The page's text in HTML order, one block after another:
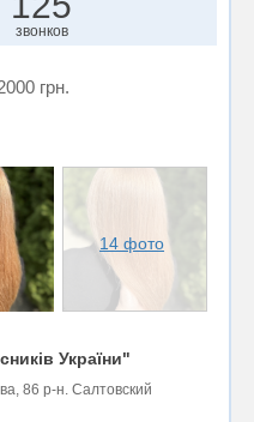
звонков
грн.
14 фото
України"
86 р-н. Салтовский